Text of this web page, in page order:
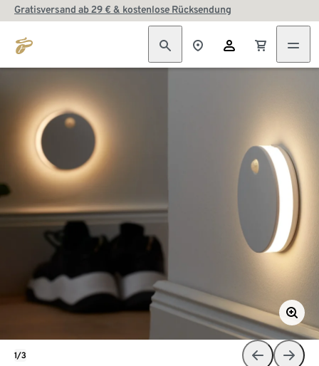
Gratisversand ab 29 € & kostenlose Rücksendung
1/3